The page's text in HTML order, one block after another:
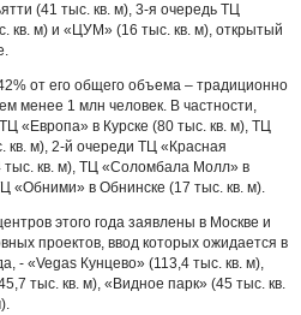
(41 тыс. кв. м), 3-я очередь ТЦ
кв. м) и «ЦУМ» (16 тыс. кв. м), открытый
от его общего объема – традиционно
менее 1 млн человек. В частности,
«Европа» в Курске (80 тыс. кв. м), ТЦ
кв. м), 2-й очереди ТЦ «Красная
тыс. кв. м), ТЦ «Соломбала Молл» в
«Обними» в Обнинске (17 тыс. кв. м).
этого года заявлены в Москве и
проектов, ввод которых ожидается в
- «Vegas Кунцево» (113,4 тыс. кв. м),
тыс. кв. м), «Видное парк» (45 тыс. кв.